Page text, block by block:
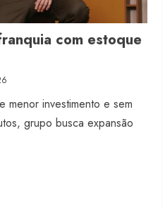
com estoque
menor investimento e sem
grupo busca expansão